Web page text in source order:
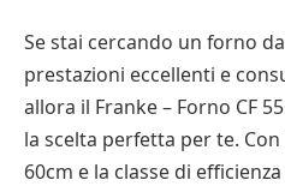
Se stai cercando un forno
prestazioni eccellenti e
allora il Franke – Forno CF
la scelta perfetta per te.
60cm e la classe di